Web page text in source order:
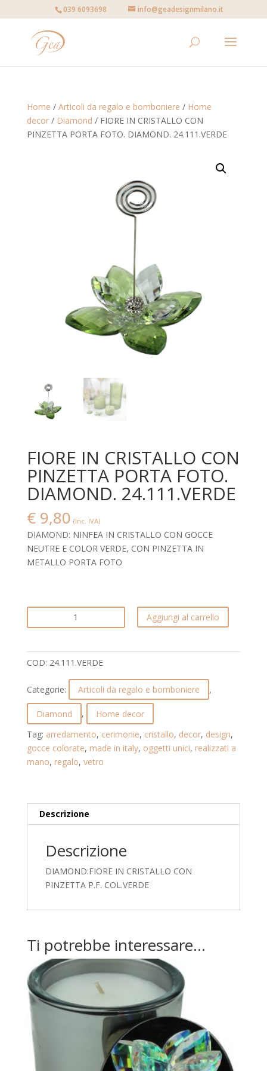
039 6093698 info@geadesignmilano.it
Home / Articoli da regalo e bomboniere / Home
decor/ Diamond / FIORE IN CRISTALLO CON
PINZETTA PORTA FOTO. DIAMOND. 24.111.VERDE
FIORE IN CRISTALLO CON
PINZETTA PORTA FOTO.
DIAMOND. 24.111.VERDE
€9,80 (Inc. IVA)
DIAMOND: NINFEA IN CRISTALLO CON GOCCE
NEUTRE E COLOR VERDE, CON PINZETTA IN
METALLO PORTA FOTO
IN
CON
PINZETTA
FOTO.
DIAMOND.
24.111.VERDE
quantità
Aggiungi al carrello
COD: 24.111.VERDE
Categorie: Articoli da regalo e bomboniere ,
Diamond ,
Home decor
Tag: arredamento, cerimonie, cristallo, decor, design,
gocce colorate, made in italy, oggetti unici, realizzati a
mano, regalo, vetro
Descrizione
Descrizione
DIAMOND:FIORE IN CRISTALLO CON
PINZETTA P.F. COL.VERDE
Ti potrebbe interessare…